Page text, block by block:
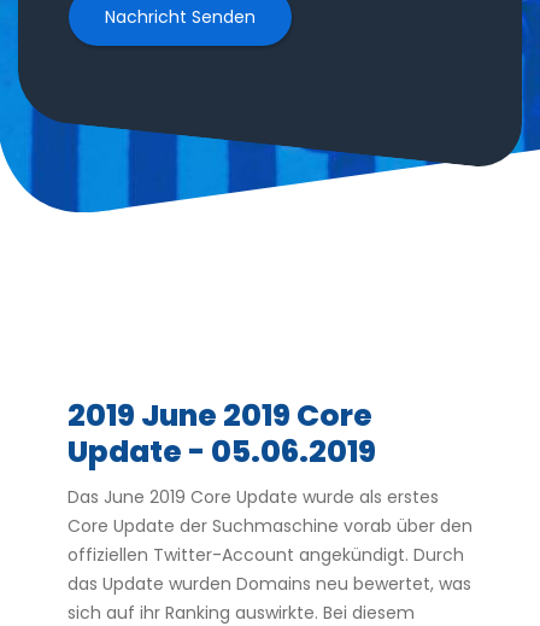
2019 June 2019 Core
Update - 05.06.2019
Das June 2019 Core Update wurde als erstes
Core Update der Suchmaschine vorab über den
offiziellen Twitter-Account angekündigt. Durch
das Update wurden Domains neu bewertet, was
sich auf ihr Ranking auswirkte. Bei diesem